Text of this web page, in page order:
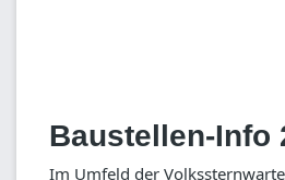
Baustellen-Info
Im Umfeld der